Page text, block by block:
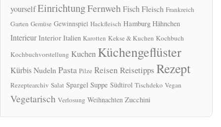
yourselfEinrichtungFernwehFischFleisch Frankreich
Garten Gemüse Gewinnspiel Hackfleisch Hamburg Hähnchen
Interieur Interior Italien Karotten Kekse & Kuchen Kochbuch
Kochbuchvorstellung Kuchen Küchengeflüster
KürbisNudeln Pasta Pilze Reisen Reisetipps Rezept
Rezeptearchiv Salat Spargel Suppe Südtirol Tischdeko Vegan
Vegetarisch Verlosung Weihnachten Zucchini